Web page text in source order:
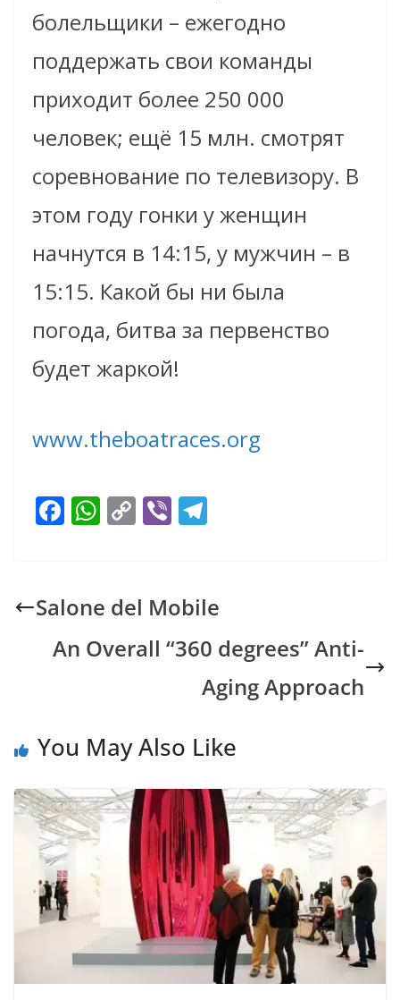
болельщики – ежегодно
поддержать свои команды
приходит более 250 000
человек; ещё 15 млн. смотрят
соревнование по телевизору. В
этом году гонки у женщин
начнутся в 14:15, у мужчин – в
15:15. Какой бы ни была
погода, битва за первенство
будет жаркой!
www.theboatraces.org
F
b
o
o
W
s
A
p
C
y
Li
n
Vi
gr
a
m
Salone del Mobile
An Overall “360 degrees” Anti-
Aging Approach
You May Also Like